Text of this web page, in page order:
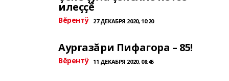
илеҫҫӗ
Вĕрентÿ 27 ДЕКАБРЯ 2020, 10:20
Аургазăри Пифагора – 85!
Вĕрентÿ 11 ДЕКАБРЯ 2020, 08:45